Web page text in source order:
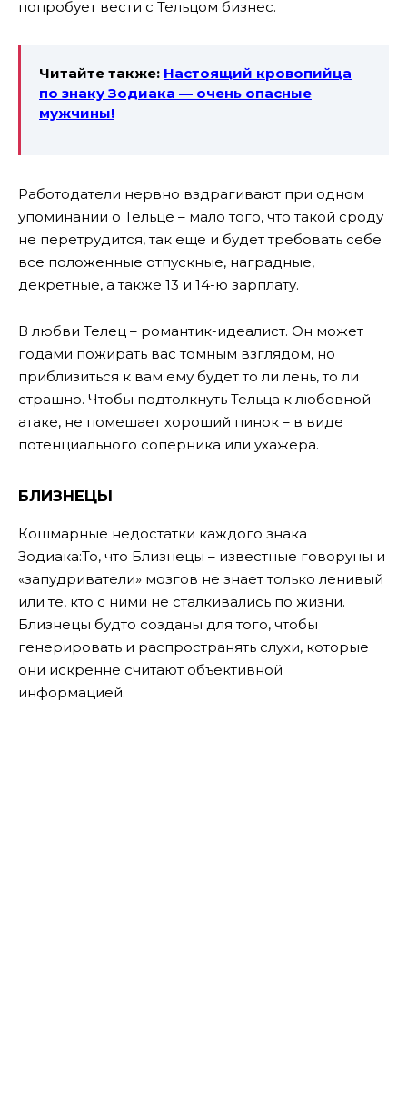
попробует вести с Тельцом бизнес.
Читайте также: Настоящий кровопийца
по знаку Зодиака — очень опасные
мужчины!
Работодатели нервно вздрагивают при одном
упоминании о Тельце – мало того, что такой сроду
не перетрудится, так еще и будет требовать себе
все положенные отпускные, наградные,
декретные, а также 13 и 14-ю зарплату.
В любви Телец – романтик-идеалист. Он может
годами пожирать вас томным взглядом, но
приблизиться к вам ему будет то ли лень, то ли
страшно. Чтобы подтолкнуть Тельца к любовной
атаке, не помешает хороший пинок – в виде
потенциального соперника или ухажера.
БЛИЗНЕЦЫ
Кошмарные недостатки каждого знака
Зодиака:То, что Близнецы – известные говоруны и
«запудриватели» мозгов не знает только ленивый
или те, кто с ними не сталкивались по жизни.
Близнецы будто созданы для того, чтобы
генерировать и распространять слухи, которые
они искренне считают объективной
информацией.